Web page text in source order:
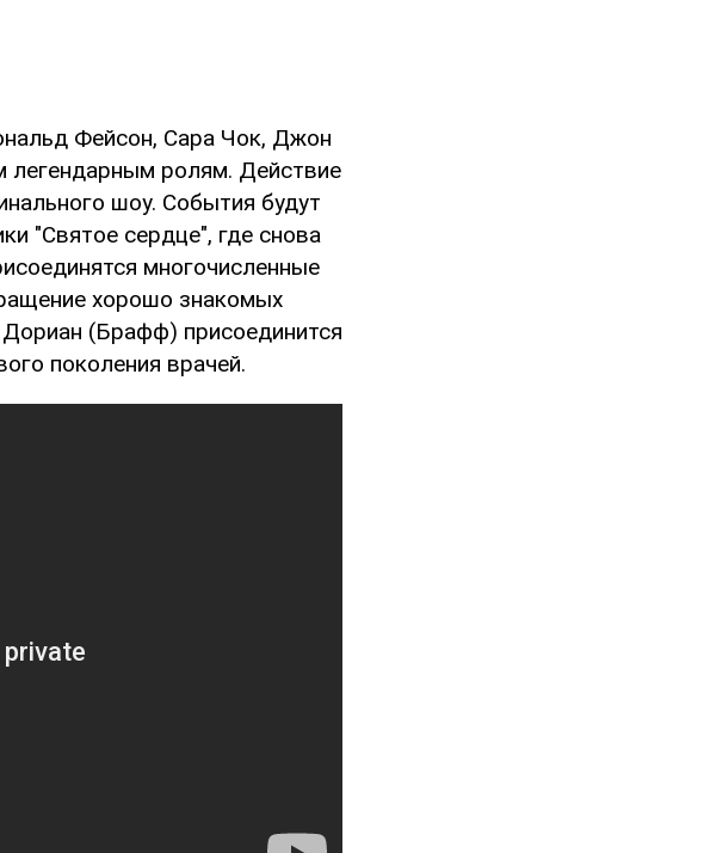
Фейсон, Сара Чок, Джон
ролям. Действие
шоу. События будут
"Святое сердце", где снова
многочисленные
хорошо знакомых
(Брафф) присоединится
поколения врачей.